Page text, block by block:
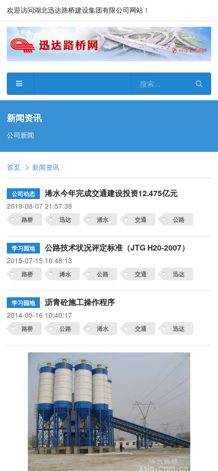
欢迎访问湖北迅达路桥建设集团有限公司网站！
新闻资讯
公司新闻
首页 新闻资讯
公司动态 浠水今年完成交通建设投资12.475亿元
2019-08-07 21:57:38
路桥 迅达 浠水 交通 公路
学习园地 公路技术状况评定标准（JTG H20-2007）
2015-07-15 10:48:13
路桥 浠水 公路 交通 迅达
学习园地 沥青砼施工操作程序
2014-05-16 10:40:17
路桥 公路 浠水 交通 迅达